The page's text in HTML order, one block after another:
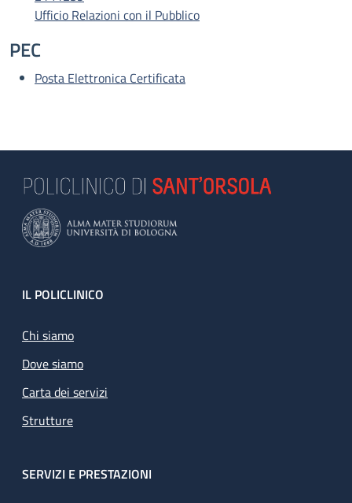
Ufficio Relazioni con il Pubblico
PEC
Posta Elettronica Certificata
Footer
IL POLICLINICO
Chi siamo
Dove siamo
Carta dei servizi
Strutture
SERVIZI E PRESTAZIONI